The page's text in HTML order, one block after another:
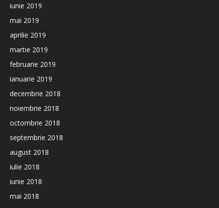
iunie 2019
mai 2019
aprilie 2019
martie 2019
februarie 2019
ianuarie 2019
decembrie 2018
noiembrie 2018
octombrie 2018
septembrie 2018
august 2018
iulie 2018
iunie 2018
mai 2018